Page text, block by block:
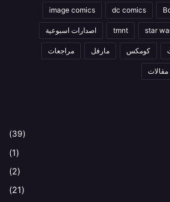
dc comics
image comics
star
tmnt اصدارات اسبوعية
كومكس مارفل مراجعات
مقالات
(39)
(1)
(2)
(21)